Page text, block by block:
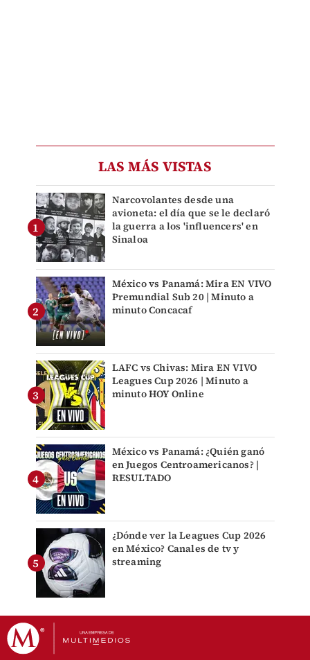
LAS MÁS VISTAS
Narcovolantes desde una
avioneta: el día que se le declaró
la guerra a los 'influencers' en
Sinaloa
México vs Panamá: Mira EN VIVO
Premundial Sub 20 | Minuto a
minuto Concacaf
LAFC vs Chivas: Mira EN VIVO
Leagues Cup 2026 | Minuto a
minuto HOY Online
México vs Panamá: ¿Quién ganó
en Juegos Centroamericanos? |
RESULTADO
¿Dónde ver la Leagues Cup 2026
en México? Canales de tv y
streaming